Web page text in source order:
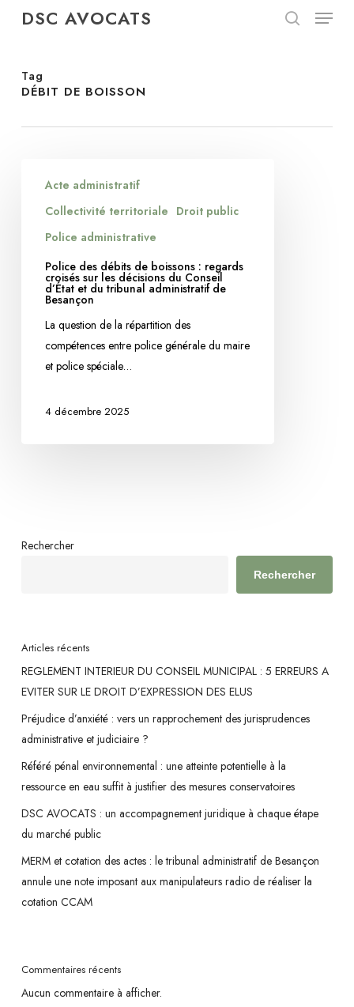
content
DSC AVOCATS Menu
Tag
DÉBIT DE BOISSON
débits
regards
décisions
Conseil
de
Acte administratif
Collectivité territoriale Droit public
Police administrative
Police des débits de boissons : regards
croisés sur les décisions du Conseil
d’État et du tribunal administratif de
Besançon
La question de la répartition des
compétences entre police générale du maire
et police spéciale…
4 décembre 2025
Rechercher
Rechercher
Articles récents
REGLEMENT INTERIEUR DU CONSEIL MUNICIPAL : 5 ERREURS A
EVITER SUR LE DROIT D’EXPRESSION DES ELUS
Préjudice d’anxiété : vers un rapprochement des jurisprudences
administrative et judiciaire ?
Référé pénal environnemental : une atteinte potentielle à la
ressource en eau suffit à justifier des mesures conservatoires
DSC AVOCATS : un accompagnement juridique à chaque étape
du marché public
MERM et cotation des actes : le tribunal administratif de Besançon
annule une note imposant aux manipulateurs radio de réaliser la
cotation CCAM
Commentaires récents
Aucun commentaire à afficher.